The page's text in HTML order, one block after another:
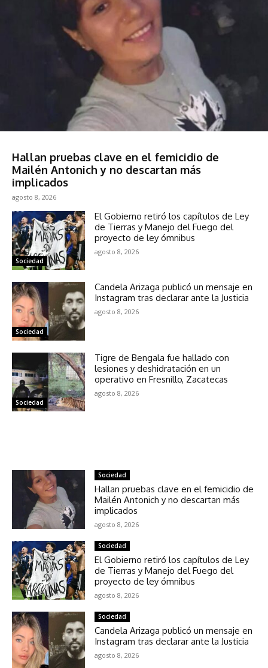
Hallan pruebas clave en el femicidio de
Mailén Antonich y no descartan más
implicados
agosto 8, 2026
Sociedad
El Gobierno retiró los capítulos de Ley
de Tierras y Manejo del Fuego del
proyecto de ley ómnibus
agosto 8, 2026
Sociedad
Candela Arizaga publicó un mensaje en
Instagram tras declarar ante la Justicia
agosto 8, 2026
Sociedad
Tigre de Bengala fue hallado con
lesiones y deshidratación en un
operativo en Fresnillo, Zacatecas
agosto 8, 2026
Sociedad
Hallan pruebas clave en el femicidio de
Mailén Antonich y no descartan más
implicados
agosto 8, 2026
Sociedad
El Gobierno retiró los capítulos de Ley
de Tierras y Manejo del Fuego del
proyecto de ley ómnibus
agosto 8, 2026
Sociedad
Candela Arizaga publicó un mensaje en
Instagram tras declarar ante la Justicia
agosto 8, 2026